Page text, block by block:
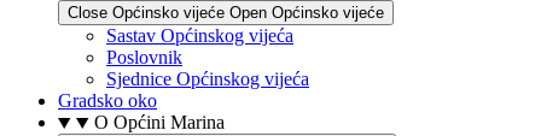
Close Općinsko vijeće Open Općinsko vijeće
Sastav Općinskog vijeća
Poslovnik
Sjednice Općinskog vijeća
Gradsko oko
O Općini Marina